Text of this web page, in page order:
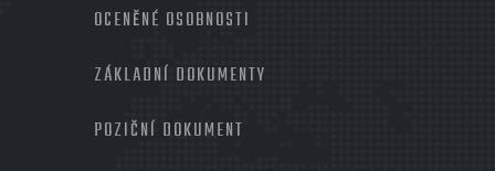
OCENĚNÉ OSOBNOSTI
ZÁKLADNÍ DOKUMENTY
POZIČNÍ DOKUMENT